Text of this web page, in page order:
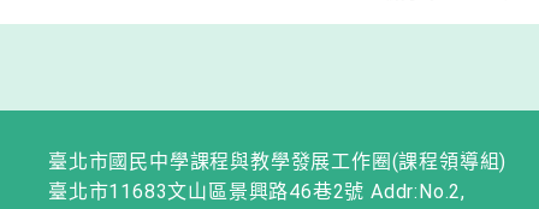
臺北市國民中學課程與教學發展工作圈(課程領導組)
臺北市11683文山區景興路46巷2號 Addr:No.2,